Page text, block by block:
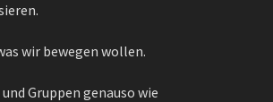
wir bewegen wollen.
Gruppen genauso wie